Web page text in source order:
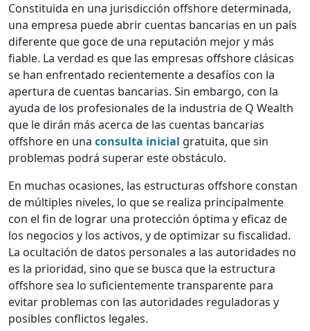
Constituida en una jurisdicción offshore determinada,
una empresa puede abrir cuentas bancarias en un país
diferente que goce de una reputación mejor y más
fiable. La verdad es que las empresas offshore clásicas
se han enfrentado recientemente a desafíos con la
apertura de cuentas bancarias. Sin embargo, con la
ayuda de los profesionales de la industria de Q Wealth
que le dirán más acerca de las cuentas bancarias
offshore en una consulta inicial gratuita, que sin
problemas podrá superar este obstáculo.
En muchas ocasiones, las estructuras offshore constan
de múltiples niveles, lo que se realiza principalmente
con el fin de lograr una protección óptima y eficaz de
los negocios y los activos, y de optimizar su fiscalidad.
La ocultación de datos personales a las autoridades no
es la prioridad, sino que se busca que la estructura
offshore sea lo suficientemente transparente para
evitar problemas con las autoridades reguladoras y
posibles conflictos legales.